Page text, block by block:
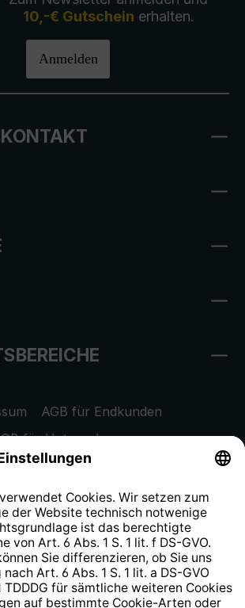
10,-€ Gutschein erhalten.
Anmelden
AGB für Endkunden
für Unternehmen
Widerrufsrecht
Barrierefreiheit